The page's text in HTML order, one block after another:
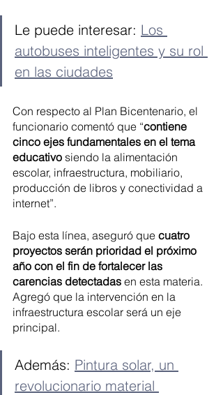
Le puede interesar: Los
autobuses inteligentes y su rol
en las ciudades
Con respecto al Plan Bicentenario, el
funcionario comentó que “contiene
cinco ejes fundamentales en el tema
educativo siendo la alimentación
escolar, infraestructura, mobiliario,
producción de libros y conectividad a
internet”.
Bajo esta línea, aseguró que cuatro
proyectos serán prioridad el próximo
año con el fin de fortalecer las
carencias detectadas en esta materia.
Agregó que la intervención en la
infraestructura escolar será un eje
principal.
Además: Pintura solar, un
revolucionario material